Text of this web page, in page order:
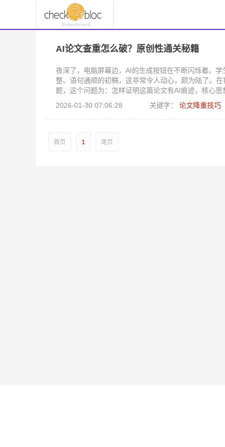
AI论文查重怎么破？原创性通关秘籍
夜深了，电脑屏幕边，AI的生成按钮在不断闪烁着。
整、语句通顺的初稿，这非常令人动心，颇为陆了。
题，这个问题为：怎样证明这篇论文有AI痕迹，核心
源可能是人脑，也可能是算法，这一方程没有规定。
2026-01-30 07:06:28 关键字： 论文降重技巧
首页 1 尾页